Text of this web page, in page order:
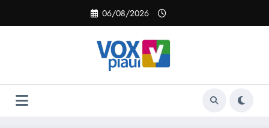
o
06/08/2026